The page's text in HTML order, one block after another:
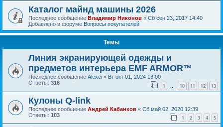
Каталог майнд машины 2026
Последнее сообщение Владимир Никонов « Сб сен 23, 2017 14:40
Добавлено в форуме Вопросы покупателей
Темы
Линия экранирующей одежды и
предметов интерьера EMF ARMOR™
Последнее сообщение Alexei « Вт окт 01, 2024 13:00
Ответы: 316 1 … 10 11 12 13
Кулоны Q-link
Последнее сообщение Андрей Кабанков « Сб май 02, 2020 12:39
Ответы: 103 1 2 3 4 5